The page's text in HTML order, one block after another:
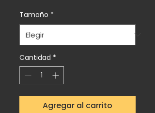
Tamaño *
Cantidad *
Agregar al carrito